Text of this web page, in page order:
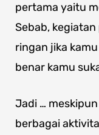
pertama yaitu
Sebab,
ringan jika
benar kamu
Jadi …
berbagai